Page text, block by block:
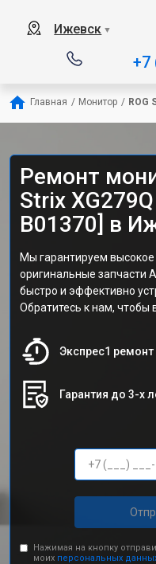
Ижевск ▼
+7
Главная / Монитор / ROG
Ремонт
Strix
B01370] в
Мы гарантируем высокое
оригинальные запчасти
быстро и эффективно
Обратитесь к нам, чтобы
Экспрес1
Гарантия до 3-х
Нажимая на кнопку
моих персональных